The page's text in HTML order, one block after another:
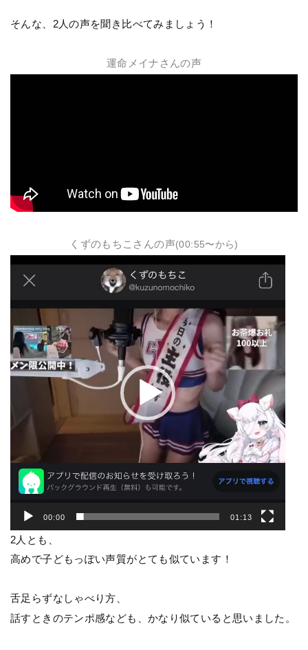
そんな、2人の声を聞き比べてみましょう！
運命メイナさんの声
くずのもちこさんの声(00:55〜から)
ヤ
ー
00:00 01:13
2人とも、
高めで子どもっぽい声質がとても似ています！
舌足らずなしゃべり方、
話すときのテンポ感なども、かなり似ていると思いました。